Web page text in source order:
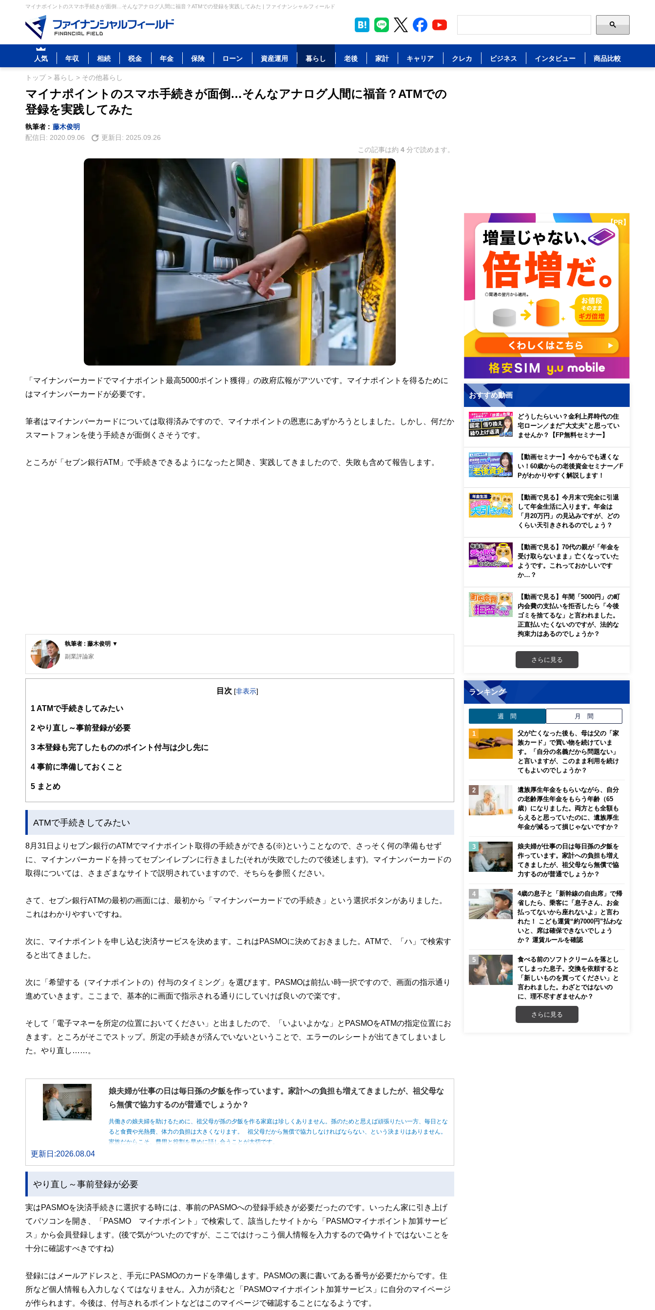
マイナポイントのスマホ手続きが面倒…そんなアナログ人間に福音？ATMでの登録を実践してみた | ファイナンシャルフィールド
人気 年収 相続 税金 年金 保険 ローン 資産運用 暮らし 老後 家計 キャリア クレカ ビジネス インタビュー 商品比較
トップ> 暮らし > その他暮らし
マイナポイントのスマホ手続きが面倒…そんなアナログ人間に福音？ATMでの
登録を実践してみた
執筆者 : 藤木俊明
配信日: 2020.09.06 更新日: 2025.09.26
この記事は約 4 分で読めます。
「マイナンバーカードでマイナポイント最高5000ポイント獲得」の政府広報がアツいです。マイナポイントを得るために
はマイナンバーカードが必要です。
筆者はマイナンバーカードについては取得済みですので、マイナポイントの恩恵にあずかろうとしました。しかし、何だか
スマートフォンを使う手続きが面倒くさそうです。
ところが「セブン銀行ATM」で手続きできるようになったと聞き、実践してきましたので、失敗も含めて報告します。
執筆者 : 藤木俊明 ▼
副業評論家
明治大学リバティアカデミー講師
師をつとめています。7年前から「ローリスク独立」の執筆活動をはじめ、副業・起業関連の記事を夕刊フジ、東洋経済などに寄稿しています。副
目次 [非表示]
1ATMで手続きしてみたい
2 やり直し～事前登録が必要
3 本登録も完了したもののポイント付与は少し先に
4 事前に準備しておくこと
5 まとめ
ATMで手続きしてみたい
8月31日よりセブン銀行のATMでマイナポイント取得の手続きができる(※)ということなので、さっそく何の準備もせず
に、マイナンバーカードを持ってセブンイレブンに行きました(それが失敗でしたので後述します)。マイナンバーカードの
取得については、さまざまなサイトで説明されていますので、そちらを参照ください。
さて、セブン銀行ATMの最初の画面には、最初から「マイナンバーカードでの手続き」という選択ボタンがありました。
これはわかりやすいですね。
次に、マイナポイントを申し込む決済サービスを決めます。これはPASMOに決めておきました。ATMで、「ハ」で検索す
ると出てきました。
次に「希望する（マイナポイントの）付与のタイミング」を選びます。PASMOは前払い時一択ですので、画面の指示通り
進めていきます。ここまで、基本的に画面で指示される通りにしていけば良いので楽です。
そして「電子マネーを所定の位置においてください」と出ましたので、「いよいよかな」とPASMOをATMの指定位置にお
きます。ところがそこでストップ。所定の手続きが済んでいないということで、エラーのレシートが出てきてしまいまし
た。やり直し……。
娘夫婦が仕事の日は毎日孫の夕飯を作っています。家計への負担も増えてきましたが、祖父母な
ら無償で協力するのが普通でしょうか？
共働きの娘夫婦を助けるために、祖父母が孫の夕飯を作る家庭は珍しくありません。孫のためと思えば頑張りたい一方、毎日とな
ると食費や光熱費、体力の負担は大きくなります。 祖父母だから無償で協力しなければならない、という決まりはありません。
家族だからこそ、費用と役割を早めに話し合うことが大切です。
更新日:2026.08.04
やり直し～事前登録が必要
実はPASMOを決済手続きに選択する時には、事前のPASMOへの登録手続きが必要だったのです。いったん家に引き上げ
てパソコンを開き、「PASMO マイナポイント」で検索して、該当したサイトから「PASMOマイナポイント加算サービ
ス」から会員登録します。(後で気がついたのですが、ここではけっこう個人情報を入力するので偽サイトではないことを
十分に確認すべきですね)
登録にはメールアドレスと、手元にPASMOのカードを準備します。PASMOの裏に書いてある番号が必要だからです。住
所など個人情報も入力しなくてはなりません。入力が済むと「PASMOマイナポイント加算サービス」に自分のマイページ
が作られます。今後は、付与されるポイントなどはこのマイページで確認することになるようです。
【PR】
おすすめ動画
どうしたらいい？金利上昇時代の住
宅ローン／まだ”大丈夫”と思ってい
ませんか？【FP無料セミナー】
【動画セミナー】今からでも遅くな
い！60歳からの老後資金セミナー／F
Pがわかりやすく解説します！
【動画で見る】今月末で完全に引退
して年金生活に入ります。年金は
「月20万円」の見込みですが、どの
くらい天引きされるのでしょう？
【動画で見る】70代の親が「年金を
受け取らないまま」亡くなっていた
ようです。これっておかしいです
か…？
【動画で見る】年間「5000円」の町
内会費の支払いを拒否したら「今後
ゴミを捨てるな」と言われました。
正直払いたくないのですが、法的な
拘束力はあるのでしょうか？
さらに見る
ランキング
週 間 月 間
父が亡くなった後も、母は父の「家
族カード」で買い物を続けていま
す。「自分の名義だから問題ない」
と言いますが、このまま利用を続け
てもよいのでしょうか？
遺族厚生年金をもらいながら、自分
の老齢厚生年金をもらう年齢（65
歳）になりました。両方とも全額も
らえると思っていたのに、遺族厚生
年金が減るって損じゃないですか？
娘夫婦が仕事の日は毎日孫の夕飯を
作っています。家計への負担も増え
てきましたが、祖父母なら無償で協
力するのが普通でしょうか？
4歳の息子と「新幹線の自由席」で帰
省したら、乗客に「息子さん、お金
払ってないから座れないよ」と言わ
れた！ こども運賃“約7000円”払わな
いと、席は確保できないでしょう
か？ 運賃ルールを確認
食べる前のソフトクリームを落とし
てしまった息子。交換を依頼すると
「新しいものを買ってください」と
言われました。わざとではないの
に、理不尽すぎませんか？
さらに見る